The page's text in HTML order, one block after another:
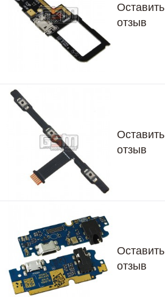
Оставить
отзыв
Оставить
отзыв
Оставить
отзыв